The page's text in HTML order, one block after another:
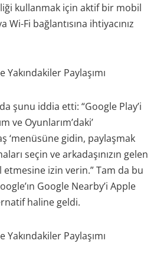
kullanmak için aktif bir mobil
Wi-Fi bağlantısına ihtiyacınız
şunu iddia etti: “Google Play’i
ve Oyunlarım’daki’
‘menüsüne gidin, paylaşmak
seçin ve arkadaşınızın gelen
etmesine izin verin.” Tam da bu
Google Nearby’i Apple
haline geldi.